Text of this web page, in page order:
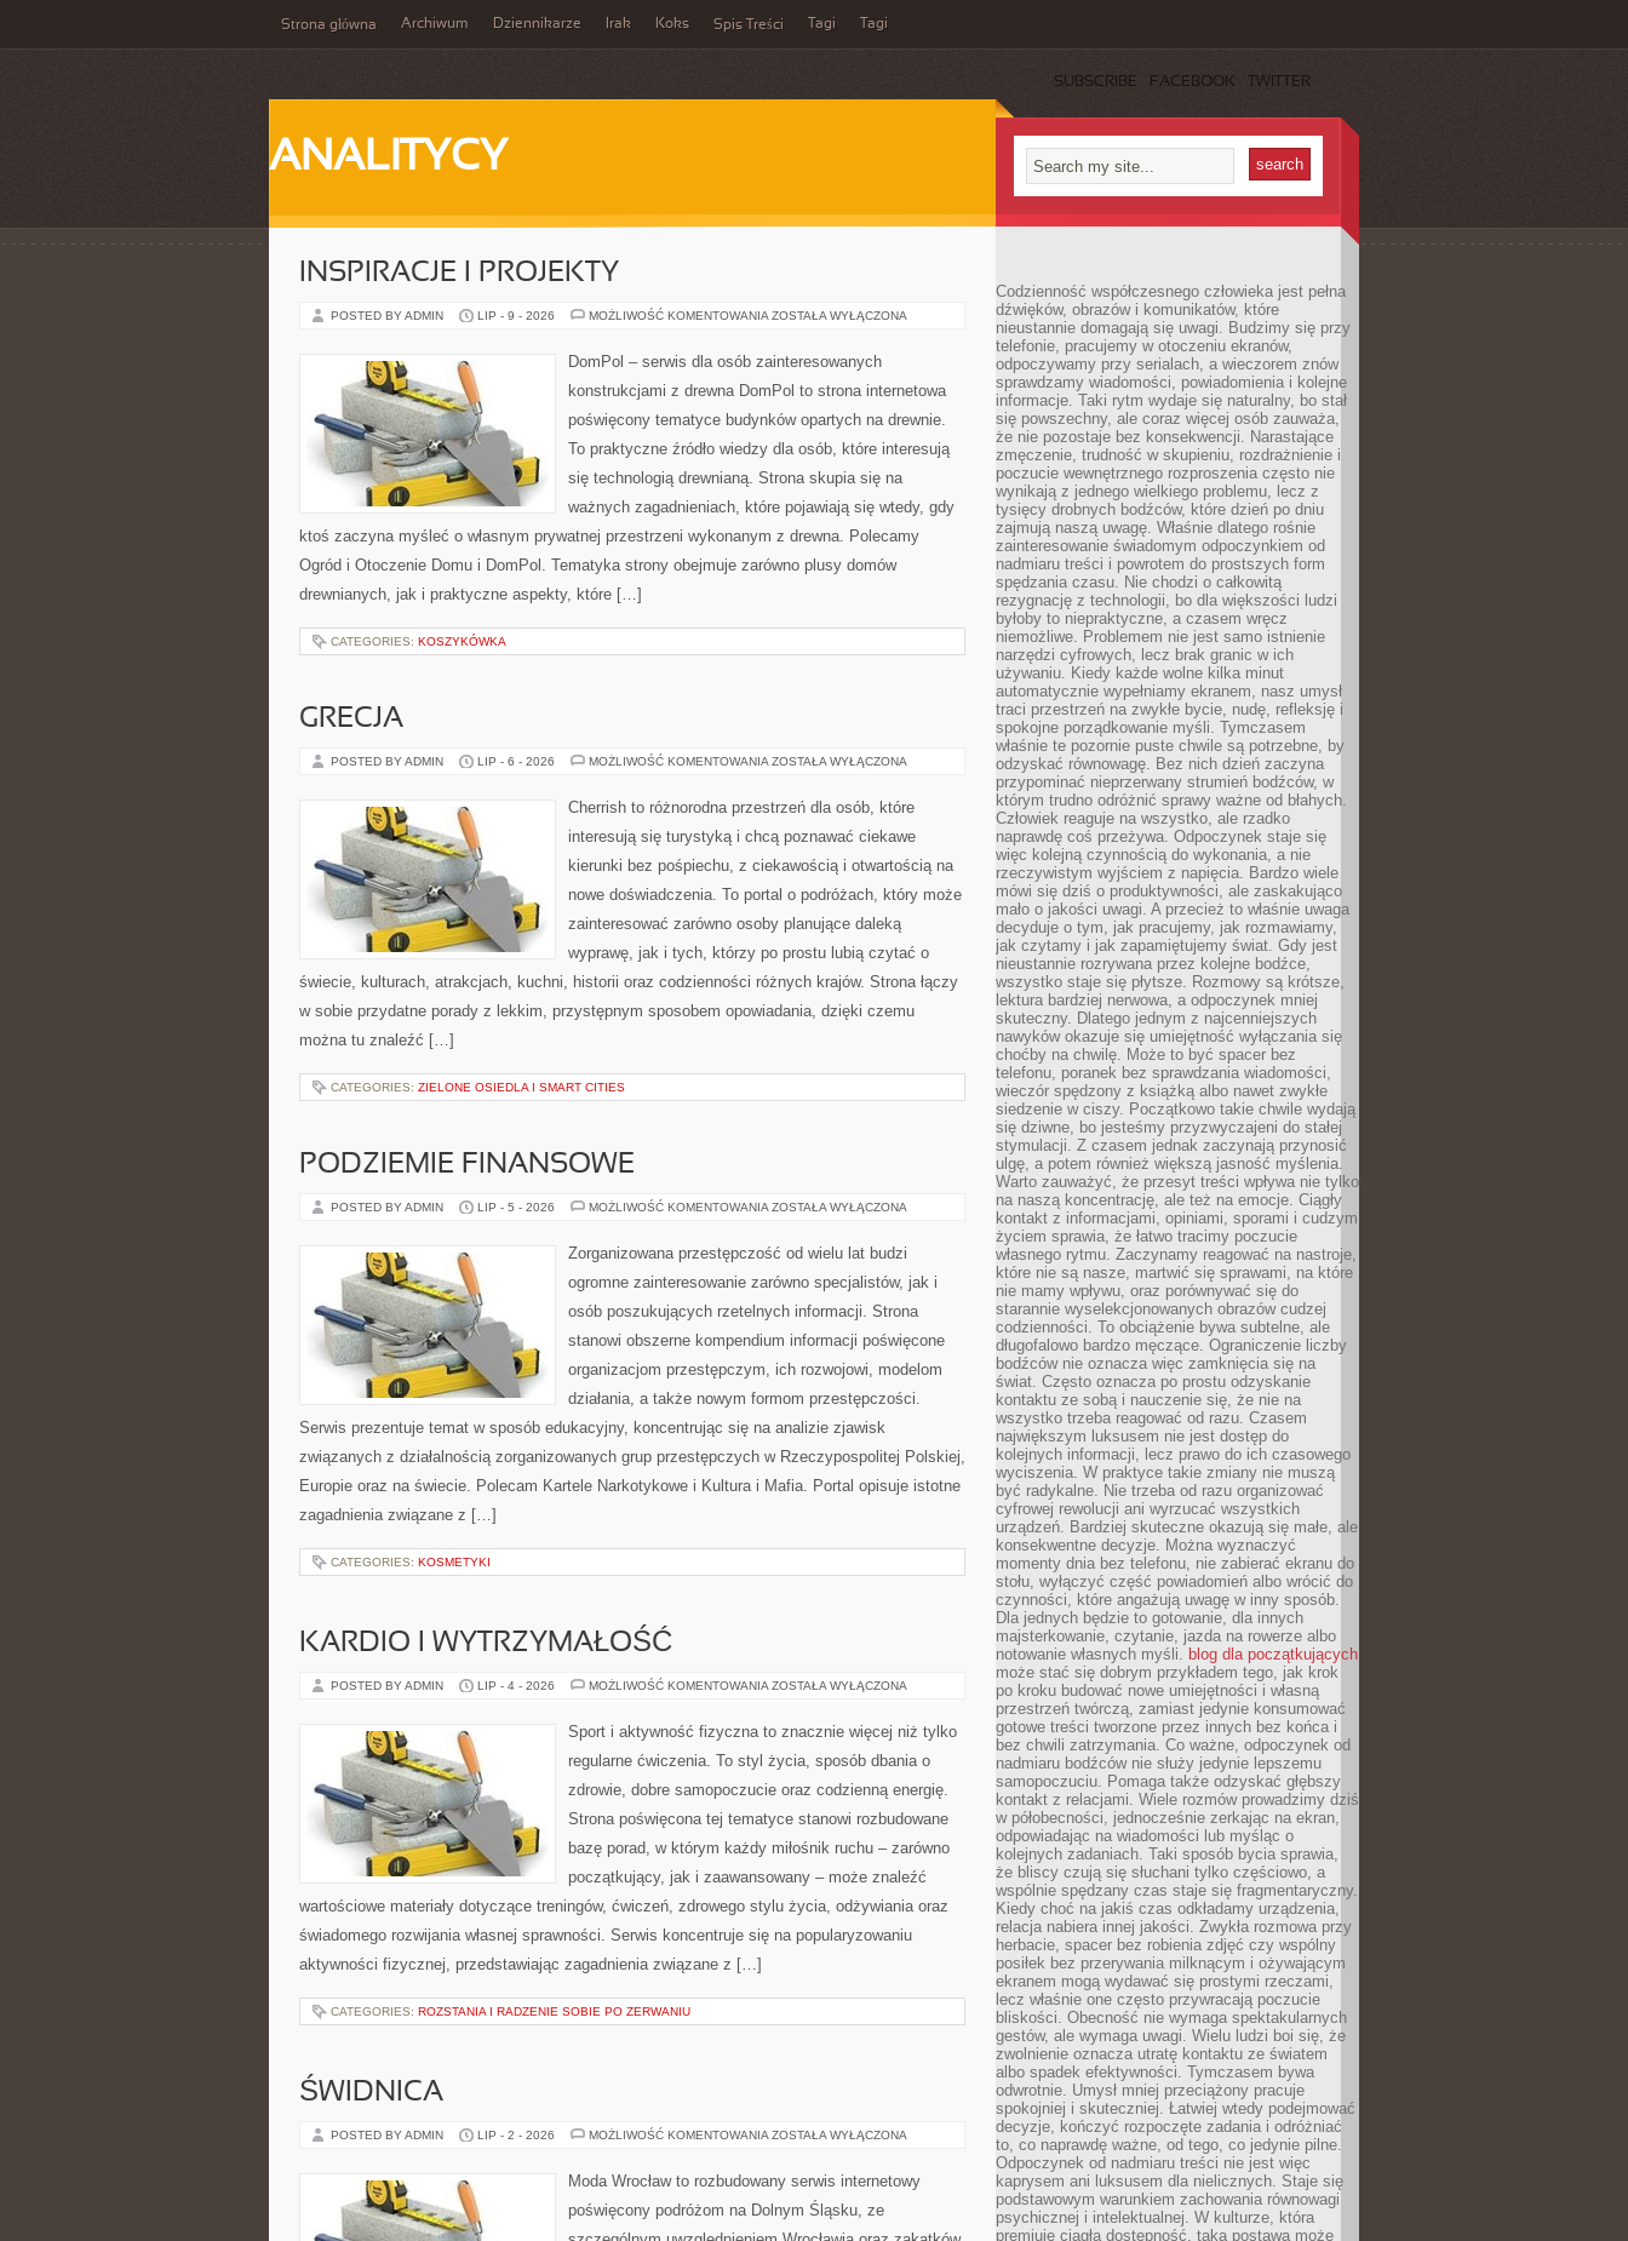
Strona główna Archiwum Dziennikarze Irak Koks Spis Treści Tagi Tagi
SUBSCRIBE FACEBOOK TWITTER
ANALITYCY
INSPIRACJE I PROJEKTY
POSTED BY ADMIN LIP - 9 - 2026 MOŻLIWOŚĆ KOMENTOWANIA INSPIRACJE
ZOSTAŁA WYŁĄCZONA
DomPol – serwis dla osób zainteresowanych
konstrukcjami z drewna DomPol to strona internetowa
poświęcony tematyce budynków opartych na drewnie.
To praktyczne źródło wiedzy dla osób, które interesują
się technologią drewnianą. Strona skupia się na
ważnych zagadnieniach, które pojawiają się wtedy, gdy
ktoś zaczyna myśleć o własnym prywatnej przestrzeni wykonanym z drewna. Polecamy
Ogród i Otoczenie Domu i DomPol. Tematyka strony obejmuje zarówno plusy domów
drewnianych, jak i praktyczne aspekty, które […]
CATEGORIES: KOSZYKÓWKA
GRECJA
POSTED BY ADMIN LIP - 6 - 2026 MOŻLIWOŚĆ KOMENTOWANIA GRECJA
ZOSTAŁA WYŁĄCZONA
Cherrish to różnorodna przestrzeń dla osób, które
interesują się turystyką i chcą poznawać ciekawe
kierunki bez pośpiechu, z ciekawością i otwartością na
nowe doświadczenia. To portal o podróżach, który może
zainteresować zarówno osoby planujące daleką
wyprawę, jak i tych, którzy po prostu lubią czytać o
świecie, kulturach, atrakcjach, kuchni, historii oraz codzienności różnych krajów. Strona łączy
w sobie przydatne porady z lekkim, przystępnym sposobem opowiadania, dzięki czemu
można tu znaleźć […]
CATEGORIES: ZIELONE OSIEDLA I SMART CITIES
PODZIEMIE FINANSOWE
POSTED BY ADMIN LIP - 5 - 2026 MOŻLIWOŚĆ KOMENTOWANIA PODZIEMIE
ZOSTAŁA WYŁĄCZONA
Zorganizowana przestępczość od wielu lat budzi
ogromne zainteresowanie zarówno specjalistów, jak i
osób poszukujących rzetelnych informacji. Strona
stanowi obszerne kompendium informacji poświęcone
organizacjom przestępczym, ich rozwojowi, modelom
działania, a także nowym formom przestępczości.
Serwis prezentuje temat w sposób edukacyjny, koncentrując się na analizie zjawisk
związanych z działalnością zorganizowanych grup przestępczych w Rzeczypospolitej Polskiej,
Europie oraz na świecie. Polecam Kartele Narkotykowe i Kultura i Mafia. Portal opisuje istotne
zagadnienia związane z […]
CATEGORIES: KOSMETYKI
KARDIO I WYTRZYMAŁOŚĆ
POSTED BY ADMIN LIP - 4 - 2026 MOŻLIWOŚĆ KOMENTOWANIA KARDIO
ZOSTAŁA WYŁĄCZONA
Sport i aktywność fizyczna to znacznie więcej niż tylko
regularne ćwiczenia. To styl życia, sposób dbania o
zdrowie, dobre samopoczucie oraz codzienną energię.
Strona poświęcona tej tematyce stanowi rozbudowane
bazę porad, w którym każdy miłośnik ruchu – zarówno
początkujący, jak i zaawansowany – może znaleźć
wartościowe materiały dotyczące treningów, ćwiczeń, zdrowego stylu życia, odżywiania oraz
świadomego rozwijania własnej sprawności. Serwis koncentruje się na popularyzowaniu
aktywności fizycznej, przedstawiając zagadnienia związane z […]
CATEGORIES: ROZSTANIA I RADZENIE SOBIE PO ZERWANIU
ŚWIDNICA
POSTED BY ADMIN LIP - 2 - 2026 MOŻLIWOŚĆ KOMENTOWANIA ŚWIDNICA
ZOSTAŁA WYŁĄCZONA
Moda Wrocław to rozbudowany serwis internetowy
poświęcony podróżom na Dolnym Śląsku, ze
Codzienność współczesnego człowieka jest pełna
dźwięków, obrazów i komunikatów, które
nieustannie domagają się uwagi. Budzimy się przy
telefonie, pracujemy w otoczeniu ekranów,
odpoczywamy przy serialach, a wieczorem znów
sprawdzamy wiadomości, powiadomienia i kolejne
informacje. Taki rytm wydaje się naturalny, bo stał
się powszechny, ale coraz więcej osób zauważa,
że nie pozostaje bez konsekwencji. Narastające
zmęczenie, trudność w skupieniu, rozdrażnienie i
poczucie wewnętrznego rozproszenia często nie
wynikają z jednego wielkiego problemu, lecz z
tysięcy drobnych bodźców, które dzień po dniu
zajmują naszą uwagę. Właśnie dlatego rośnie
zainteresowanie świadomym odpoczynkiem od
nadmiaru treści i powrotem do prostszych form
spędzania czasu. Nie chodzi o całkowitą
rezygnację z technologii, bo dla większości ludzi
byłoby to niepraktyczne, a czasem wręcz
niemożliwe. Problemem nie jest samo istnienie
narzędzi cyfrowych, lecz brak granic w ich
używaniu. Kiedy każde wolne kilka minut
automatycznie wypełniamy ekranem, nasz umysł
traci przestrzeń na zwykłe bycie, nudę, refleksję i
spokojne porządkowanie myśli. Tymczasem
właśnie te pozornie puste chwile są potrzebne, by
odzyskać równowagę. Bez nich dzień zaczyna
przypominać nieprzerwany strumień bodźców, w
którym trudno odróżnić sprawy ważne od błahych.
Człowiek reaguje na wszystko, ale rzadko
naprawdę coś przeżywa. Odpoczynek staje się
więc kolejną czynnością do wykonania, a nie
rzeczywistym wyjściem z napięcia. Bardzo wiele
mówi się dziś o produktywności, ale zaskakująco
mało o jakości uwagi. A przecież to właśnie uwaga
decyduje o tym, jak pracujemy, jak rozmawiamy,
jak czytamy i jak zapamiętujemy świat. Gdy jest
nieustannie rozrywana przez kolejne bodźce,
wszystko staje się płytsze. Rozmowy są krótsze,
lektura bardziej nerwowa, a odpoczynek mniej
skuteczny. Dlatego jednym z najcenniejszych
nawyków okazuje się umiejętność wyłączania się
choćby na chwilę. Może to być spacer bez
telefonu, poranek bez sprawdzania wiadomości,
wieczór spędzony z książką albo nawet zwykłe
siedzenie w ciszy. Początkowo takie chwile wydają
się dziwne, bo jesteśmy przyzwyczajeni do stałej
stymulacji. Z czasem jednak zaczynają przynosić
ulgę, a potem również większą jasność myślenia.
Warto zauważyć, że przesyt treści wpływa nie tylko
na naszą koncentrację, ale też na emocje. Ciągły
kontakt z informacjami, opiniami, sporami i cudzym
życiem sprawia, że łatwo tracimy poczucie
własnego rytmu. Zaczynamy reagować na nastroje,
które nie są nasze, martwić się sprawami, na które
nie mamy wpływu, oraz porównywać się do
starannie wyselekcjonowanych obrazów cudzej
codzienności. To obciążenie bywa subtelne, ale
długofalowo bardzo męczące. Ograniczenie liczby
bodźców nie oznacza więc zamknięcia się na
świat. Często oznacza po prostu odzyskanie
kontaktu ze sobą i nauczenie się, że nie na
wszystko trzeba reagować od razu. Czasem
największym luksusem nie jest dostęp do
kolejnych informacji, lecz prawo do ich czasowego
wyciszenia. W praktyce takie zmiany nie muszą
być radykalne. Nie trzeba od razu organizować
cyfrowej rewolucji ani wyrzucać wszystkich
urządzeń. Bardziej skuteczne okazują się małe, ale
konsekwentne decyzje. Można wyznaczyć
momenty dnia bez telefonu, nie zabierać ekranu do
stołu, wyłączyć część powiadomień albo wrócić do
czynności, które angażują uwagę w inny sposób.
Dla jednych będzie to gotowanie, dla innych
majsterkowanie, czytanie, jazda na rowerze albo
notowanie własnych myśli. blog dla początkujących
może stać się dobrym przykładem tego, jak krok
po kroku budować nowe umiejętności i własną
przestrzeń twórczą, zamiast jedynie konsumować
gotowe treści tworzone przez innych bez końca i
bez chwili zatrzymania. Co ważne, odpoczynek od
nadmiaru bodźców nie służy jedynie lepszemu
samopoczuciu. Pomaga także odzyskać głębszy
kontakt z relacjami. Wiele rozmów prowadzimy dziś
w półobecności, jednocześnie zerkając na ekran,
odpowiadając na wiadomości lub myśląc o
kolejnych zadaniach. Taki sposób bycia sprawia,
że bliscy czują się słuchani tylko częściowo, a
wspólnie spędzany czas staje się fragmentaryczny.
Kiedy choć na jakiś czas odkładamy urządzenia,
relacja nabiera innej jakości. Zwykła rozmowa przy
herbacie, spacer bez robienia zdjęć czy wspólny
posiłek bez przerywania milknącym i ożywającym
ekranem mogą wydawać się prostymi rzeczami,
lecz właśnie one często przywracają poczucie
bliskości. Obecność nie wymaga spektakularnych
gestów, ale wymaga uwagi. Wielu ludzi boi się, że
zwolnienie oznacza utratę kontaktu ze światem
albo spadek efektywności. Tymczasem bywa
odwrotnie. Umysł mniej przeciążony pracuje
spokojniej i skuteczniej. Łatwiej wtedy podejmować
decyzje, kończyć rozpoczęte zadania i odróżniać
to, co naprawdę ważne, od tego, co jedynie pilne.
Odpoczynek od nadmiaru treści nie jest więc
kaprysem ani luksusem dla nielicznych. Staje się
podstawowym warunkiem zachowania równowagi
psychicznej i intelektualnej. W kulturze, która
premiuje ciągłą dostępność, taka postawa może